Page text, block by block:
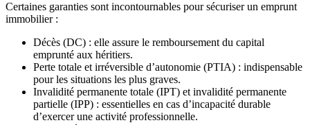
Certaines garanties sont incontournables pour sécuriser un emprunt
immobilier :
Décès (DC) : elle assure le remboursement du capital
emprunté aux héritiers.
Perte totale et irréversible d’autonomie (PTIA) : indispensable
pour les situations les plus graves.
Invalidité permanente totale (IPT) et invalidité permanente
partielle (IPP) : essentielles en cas d’incapacité durable
d’exercer une activité professionnelle.